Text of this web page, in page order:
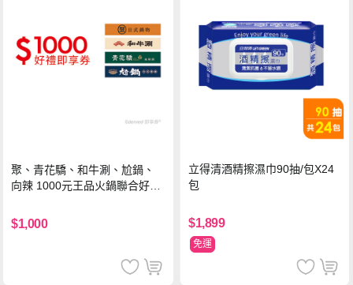
聚、青花驕、和牛涮、尬鍋、
向辣 1000元王品火鍋聯合好禮
$1,000
立得清酒精擦濕巾90抽/包X24
包
$1,899
免運